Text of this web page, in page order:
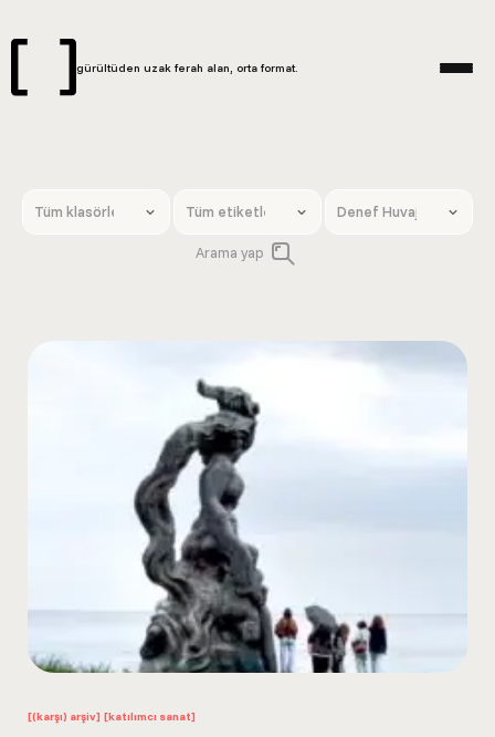
gürültüden uzak ferah alan, orta format.
Arama yap
[(karşı) arşiv] [katılımcı sanat]